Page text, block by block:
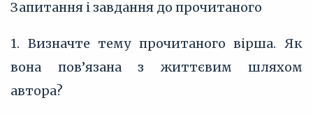
Запитання і завдання до прочитаного
1. Визначте тему прочитаного вірша. Як
вона пов’язана з життєвим шляхом
автора?